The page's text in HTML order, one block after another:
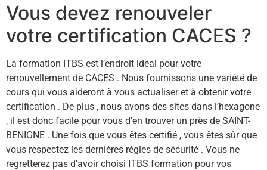
Vous devez renouveler
votre certification CACES ?
La formation ITBS est l’endroit idéal pour votre
renouvellement de CACES . Nous fournissons une variété de
cours qui vous aideront à vous actualiser et à obtenir votre
certification . De plus , nous avons des sites dans l’hexagone
, il est donc facile pour vous d’en trouver un près de SAINT-
BENIGNE . Une fois que vous êtes certifié , vous êtes sûr que
vous respectez les dernières règles de sécurité . Vous ne
regretterez pas d’avoir choisi ITBS formation pour vos